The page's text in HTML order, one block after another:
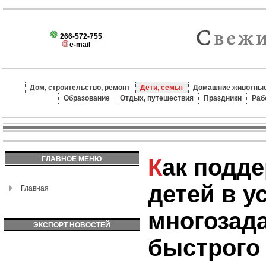
266-572-755
e-mail
Дом, строительство, ремонт Дети, семья
Домашние
Образование
Отдых, путешествия Праздники
ГЛАВНОЕ МЕНЮ
Главная
ЭКСПОРТ НОВОСТЕЙ
Как поддерживать
детей в